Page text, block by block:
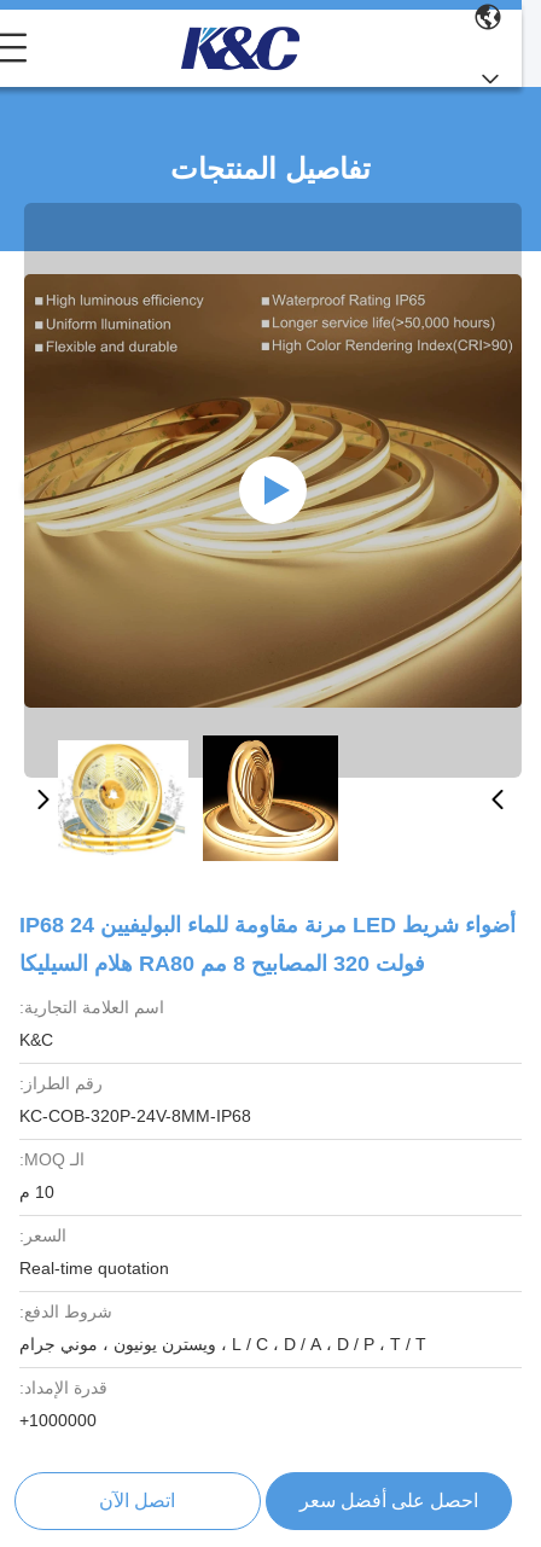
تفاصيل المنتجات
أضواء شريط LED مرنة مقاومة للماء البوليفيين IP68 24
فولت 320 المصابيح 8 مم RA80 هلام السيليكا
اسم العلامة التجارية:
K&C
رقم الطراز:
KC-COB-320P-24V-8MM-IP68
الـ MOQ:
10 م
السعر:
Real-time quotation
شروط الدفع:
L / C ، D / A ، D / P ، T / T ، ويسترن يونيون ، موني جرام
قدرة الإمداد:
1000000+
احصل على أفضل سعر اتصل الآن